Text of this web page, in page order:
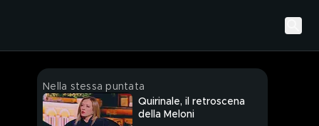
Nella stessa puntata
Quirinale, il retroscena
della Meloni